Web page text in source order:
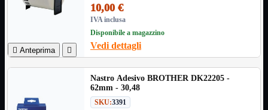
Networking
Pulizia
Schede 
Software
Speaker 
Stampanti 
Supporti
 Anteprima 
500/700/800/1100 ecc.). Perfetto per ufficio e magazzino.
10,00 €
IVA inclusa
Disponibile a magazzino
Vedi dettagli
Nastro Adesivo BROTHER DK22205 -
62mm - 30,48
SKU:3391